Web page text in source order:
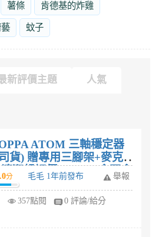
薯條 肯德基的炸雞
蚊子
新評價主題 人氣
ATOM 三軸穩定器
貨) 贈專用三腳架+麥克
清潔組評價? $3,705會不會
?
分 毛毛 1年前發布 舉報
357點閱
0 評論/給分